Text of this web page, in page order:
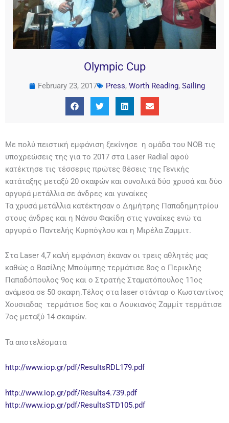
Olympic Cup
February 23, 2017 Press, Worth Reading, Sailing
Με πολύ πειστική εμφάνιση ξεκίνησε η ομάδα του ΝΟΒ τις
υποχρεώσεις της για το 2017 στα Laser Radial αφού
κατέκτησε τις τέσσερις πρώτες θέσεις της Γενικής
κατάταξης μεταξύ 20 σκαφών και συνολικά δύο χρυσά και δύο
αργυρά μετάλλια σε άνδρες και γυναίκες
Τα χρυσά μετάλλια κατέκτησαν ο Δημήτρης Παπαδημητρίου
στους άνδρες και η Νάνσυ Φακίδη στις γυναίκες ενώ τα
αργυρά ο Παντελής Κυρπόγλου και η Μιρέλα Ζαμμιτ.
Στα Laser 4,7 καλή εμφάνιση έκαναν οι τρεις αθλητές μας
καθώς ο Βασίλης Μπούμπης τερμάτισε 8ος ο Περικλής
Παπαδόπουλος 9ος και ο Στρατής Σταματόπουλος 11ος
ανάμεσα σε 50 σκαφη.Τέλος στα laser στάνταρ ο Κωσταντίνος
Χουσιαδας τερμάτισε 5ος και ο Λουκιανός Ζαμμίτ τερμάτισε
7ος μεταξύ 14 σκαφών.
Τα αποτελέσματα
http://www.iop.gr/pdf/ResultsRDL179.pdf
http://www.iop.gr/pdf/Results4.739.pdf
http://www.iop.gr/pdf/ResultsSTD105.pdf